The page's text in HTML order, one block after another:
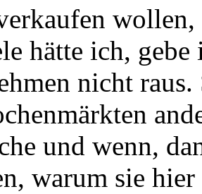
wollen,
hätte ich, gebe
nicht
und wenn,
warum sie